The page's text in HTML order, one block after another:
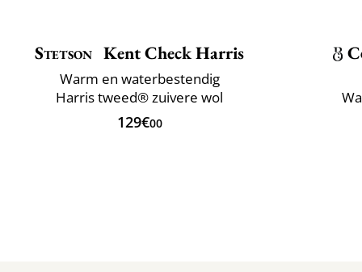
Stetson Kent Check Harris
Warm en waterbestendig
Harris tweed® zuivere wol
129€00